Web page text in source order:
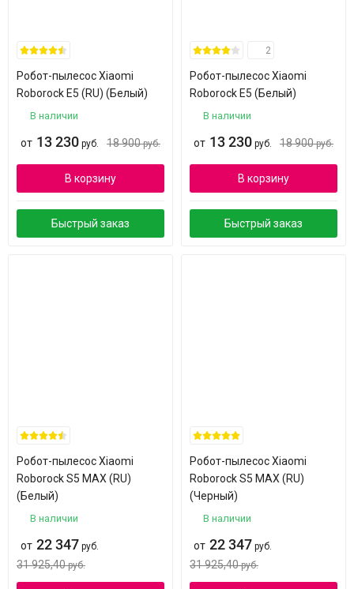
Робот-пылесос Xiaomi
Roborock E5 (RU) (Белый)
В наличии
от 13 230 руб. 18 900 руб.
В корзину
Быстрый заказ
2
Робот-пылесос Xiaomi
Roborock E5 (Белый)
В наличии
от 13 230 руб. 18 900 руб.
В корзину
Быстрый заказ
Робот-пылесос Xiaomi
Roborock S5 MAX (RU)
(Белый)
В наличии
от 22 347 руб.
31 925,40 руб.
Робот-пылесос Xiaomi
Roborock S5 MAX (RU)
(Черный)
В наличии
от 22 347 руб.
31 925,40 руб.